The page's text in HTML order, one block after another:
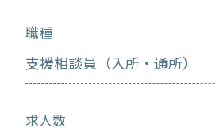
職種
支援相談員（入所・通所）
求人数